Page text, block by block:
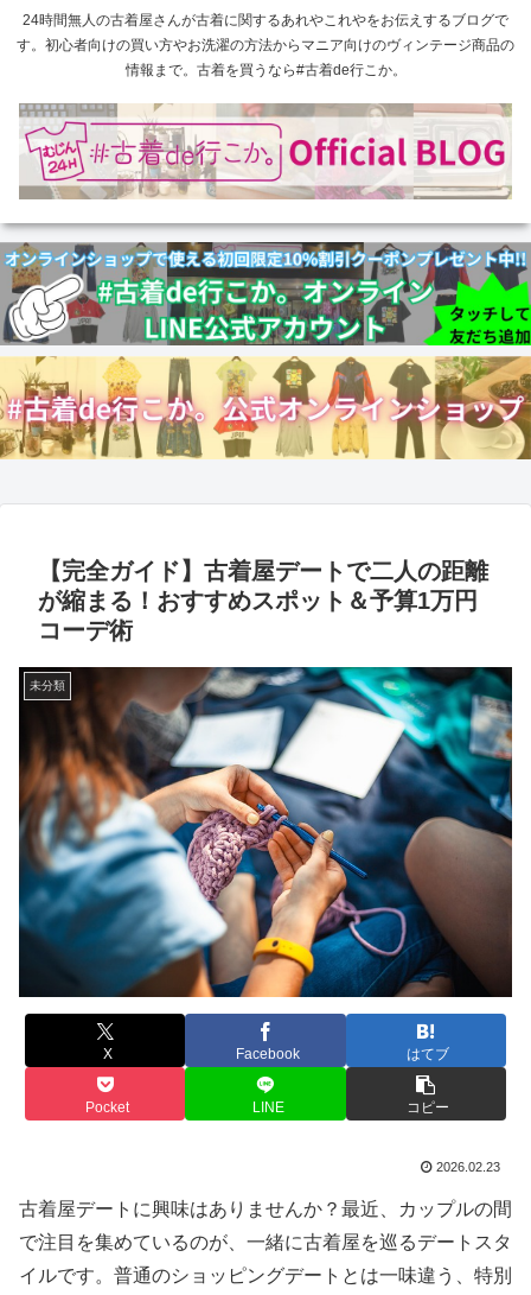
24時間無人の古着屋さんが古着に関するあれやこれやをお伝えするブログで
す。初心者向けの買い方やお洗濯の方法からマニア向けのヴィンテージ商品の
情報まで。古着を買うなら#古着de行こか。
【完全ガイド】古着屋デートで二人の距離
が縮まる！おすすめスポット＆予算1万円
コーデ術
未分類
X Facebook はてブ
Pocket LINE コピー
2026.02.23
古着屋デートに興味はありませんか？最近、カップルの間
で注目を集めているのが、一緒に古着屋を巡るデートスタ
イルです。普通のショッピングデートとは一味違う、特別